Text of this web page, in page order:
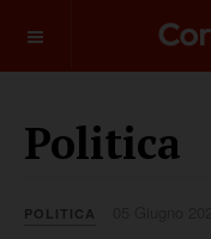
Politica
POLITICA